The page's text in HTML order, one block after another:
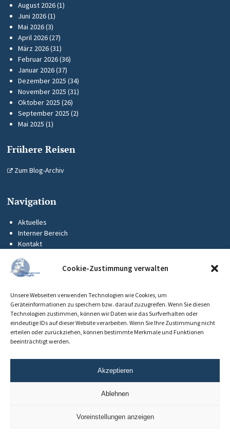
Cookie-Zustimmung verwalten
Unsere Webseiten verwenden Technologien wie Cookies, um
Geräteinformationen zu speichern bzw. darauf zuzugreifen. Wenn Sie diesen
Technologien zustimmen, können wir Daten wie das Surfverhalten oder
eindeutige IDs auf dieser Website verarbeiten. Wenn Sie Ihre Zustimmung nicht
erteilen oder zurückziehen, können bestimmte Merkmale und Funktionen
beeinträchtigt werden.
Akzeptieren
Ablehnen
Voreinstellungen anzeigen
August 2026(1)
Juni 2026(1)
Mai 2026(3)
April 2026(27)
März 2026(31)
Februar 2026(36)
Januar 2026(37)
Dezember 2025 (34)
November 2025 (31)
Oktober 2025 (26)
September 2025 (2)
Mai 2025 (1)
Frühere Reisen
Zum Blog-Archiv
Navigation
Aktuelles
Interner Bereich
Kontakt
Impressum
Datenschutz
Cookie-Richtlinie (EU)